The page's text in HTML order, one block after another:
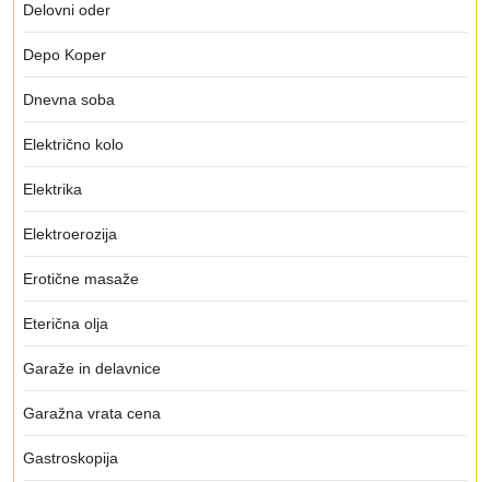
Delovni oder
Depo Koper
Dnevna soba
Električno kolo
Elektrika
Elektroerozija
Erotične masaže
Eterična olja
Garaže in delavnice
Garažna vrata cena
Gastroskopija